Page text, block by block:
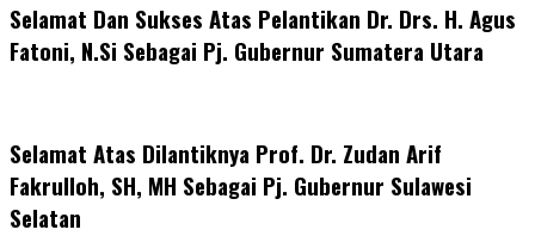
Selamat Dan Sukses Atas Pelantikan Dr. Drs. H. Agus
Fatoni, N.Si Sebagai Pj. Gubernur Sumatera Utara
Selamat Atas Dilantiknya Prof. Dr. Zudan Arif
Fakrulloh, SH, MH Sebagai Pj. Gubernur Sulawesi
Selatan